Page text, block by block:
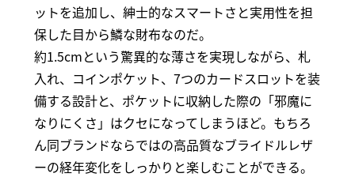
ットを追加し、紳士的なスマートさと実用性を担
保した目から鱗な財布なのだ。
約1.5cmという驚異的な薄さを実現しながら、札
入れ、コインポケット、7つのカードスロットを装
備する設計と、ポケットに収納した際の「邪魔に
なりにくさ」はクセになってしまうほど。もちろ
ん同ブランドならではの高品質なブライドルレザ
ーの経年変化をしっかりと楽しむことができる。